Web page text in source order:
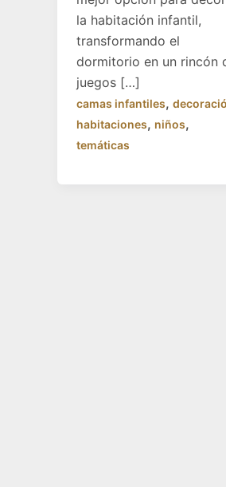
la habitación infantil,
transformando el
dormitorio en un rincón
juegos […]
camas infantiles,
habitaciones, niños,
temáticas